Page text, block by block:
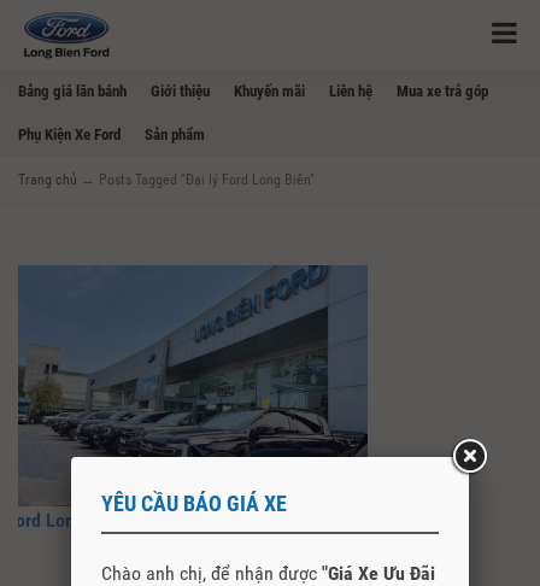
Bảng giá lăn bánh Giới thiệu Khuyến mãi Liên hệ Mua xe trả góp
Phụ Kiện Xe Ford Sản phẩm
Trang chủ → Posts Tagged "Đại lý Ford Long Biên"
Ford Long Biên – Đại Lý Ford Uy Tín Nhất Tại Hà Nội
YÊU CẦU BÁO GIÁ XE
Chào anh chị, để nhận được "Giá Xe Ưu Đãi